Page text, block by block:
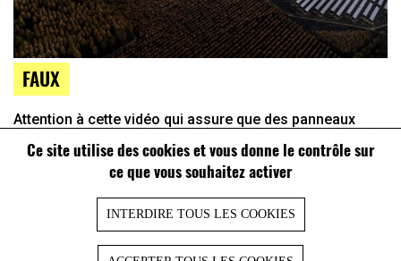
Ce site utilise des cookies et vous donne le contrôle sur
ce que vous souhaitez activer
INTERDIRE TOUS LES COOKIES
FAUX
Attention à cette vidéo qui assure que des panneaux
2022 en Gironde